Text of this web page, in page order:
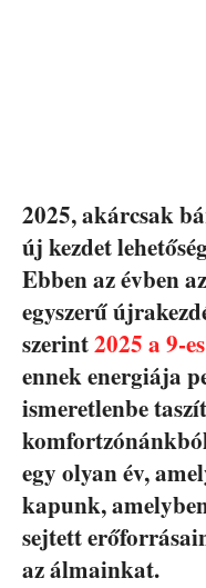
2025, akárcsak
új kezdet
Ebben az évben
egyszerű
szerint2025 a 9-
ennek energiája
ismeretlenbe
egy olyan év,
kapunk,
sejtett
az álmainkat.